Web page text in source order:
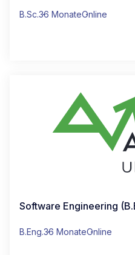
B.Sc.36 MonateOnline
Software Engineering
B.Eng.36 MonateOnline